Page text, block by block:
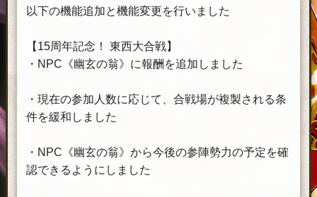
以下の機能追加と機能変更を行いました
【15周年記念！ 東西大合戦】
・NPC《幽玄の翁》に報酬を追加しました
・現在の参加人数に応じて、合戦場が複製される条
件を緩和しました
・NPC《幽玄の翁》から今後の参陣勢力の予定を確
認できるようにしました